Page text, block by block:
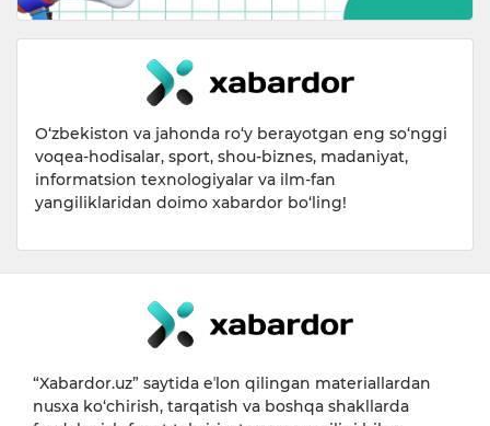
O‘zbekiston va jahonda ro‘y berayotgan eng so‘nggi
voqea-hodisalar, sport, shou-biznes, madaniyat,
informatsion texnologiyalar va ilm-fan
yangiliklaridan doimo xabardor bo‘ling!
“Xabardor.uz” saytida eʼlon qilingan materiallardan
nusxa ko‘chirish, tarqatish va boshqa shakllarda